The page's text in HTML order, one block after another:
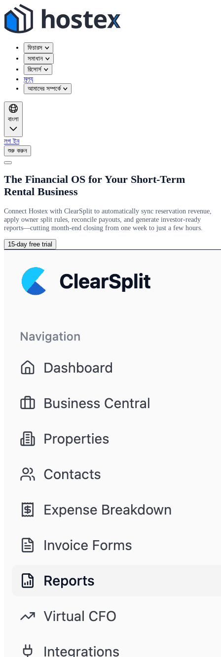
ফিচারস
সমাধান
রিসোর্স
মূল্য
আমাদের সম্পর্কে
বাংলা
লগ ইন
শুরু করুন
The Financial OS for Your Short-Term
Rental Business
Connect Hostex with ClearSplit to automatically sync reservation revenue,
apply owner split rules, reconcile payouts, and generate investor-ready
reports—cutting month-end closing from one week to just a few hours.
15-day free trial